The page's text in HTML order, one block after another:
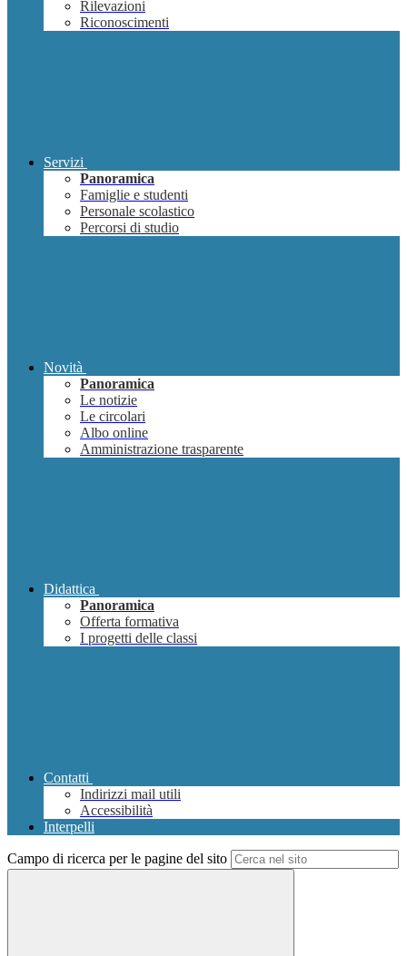
Rilevazioni
Riconoscimenti
Servizi
Panoramica
Famiglie e studenti
Personale scolastico
Percorsi di studio
Novità
Panoramica
Le notizie
Le circolari
Albo online
Amministrazione trasparente
Didattica
Panoramica
Offerta formativa
I progetti delle classi
Contatti
Indirizzi mail utili
Accessibilità
Interpelli
Campo di ricerca per le pagine del sito